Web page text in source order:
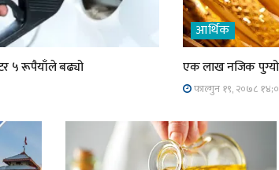
५ रूपैयाँले बढ्यो
आर्थिक
एक लाख नजिक
फाल्गुन १९, २०७८